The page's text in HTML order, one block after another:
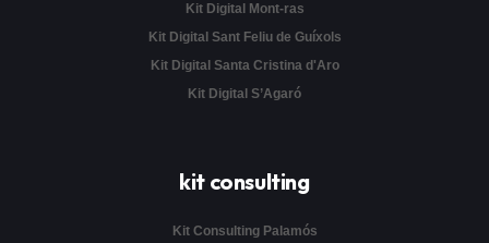
Kit Digital Mont-ras
Kit Digital Sant Feliu de Guíxols
Kit Digital Santa Cristina d'Aro
Kit Digital S’Agaró
kit consulting
Kit Consulting Palamós